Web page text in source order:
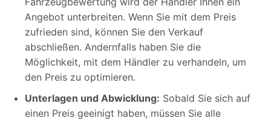
Angebot unterbreiten. Wenn Sie mit dem Preis
zufrieden sind, können Sie den Verkauf
abschließen. Andernfalls haben Sie die
Möglichkeit, mit dem Händler zu verhandeln, um
den Preis zu optimieren.
Unterlagen und Abwicklung: Sobald Sie sich auf
einen Preis geeinigt haben, müssen Sie alle